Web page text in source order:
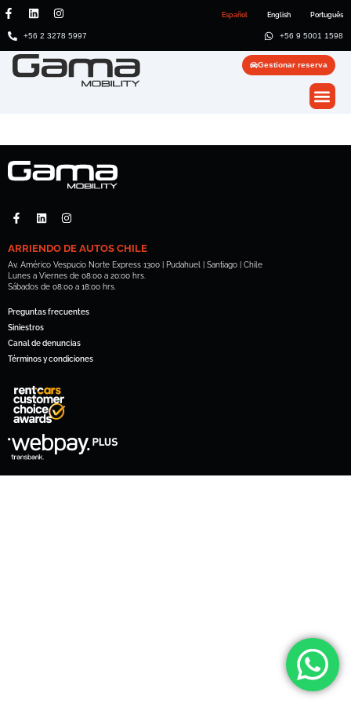
Español English Português
+56 2 3278 5997 +56 9 5001 1598
Gestionar reserva
ARRIENDO DE AUTOS CHILE
Av. Américo Vespucio Norte Express 1300 | Pudahuel | Santiago | Chile
Lunes a Viernes de 08:00 a 20:00 hrs.
Sábados de 08:00 a 18:00 hrs.
Preguntas frecuentes
Siniestros
Canal de denuncias
Términos y condiciones